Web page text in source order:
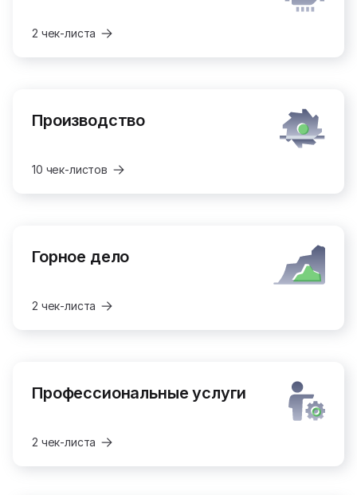
2 чек-листа
Производство
10 чек-листов
Горное дело
2 чек-листа
Профессиональные услуги
2 чек-листа